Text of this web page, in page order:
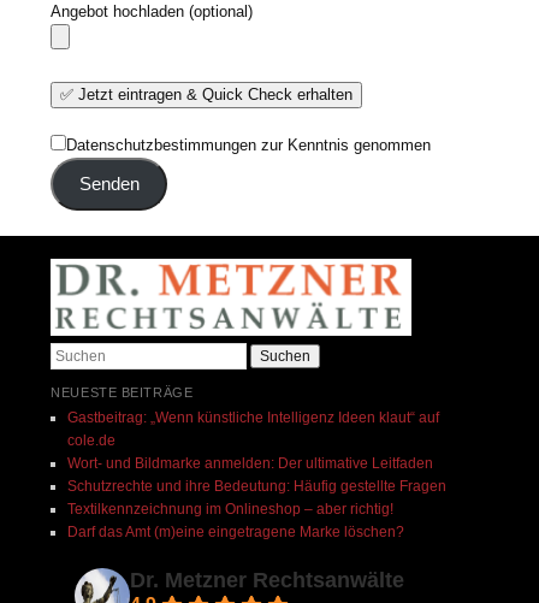
Angebot hochladen (optional)
Datenschutzbestimmungen zur Kenntnis genommen
Senden
Suchen
NEUESTE BEITRÄGE
Gastbeitrag: „Wenn künstliche Intelligenz Ideen klaut“ auf
cole.de​
Wort- und Bildmarke anmelden: Der ultimative Leitfaden
Schutzrechte und ihre Bedeutung: Häufig gestellte Fragen
Textilkennzeichnung im Onlineshop – aber richtig!
Darf das Amt (m)eine eingetragene Marke löschen?
Dr. Metzner Rechtsanwälte